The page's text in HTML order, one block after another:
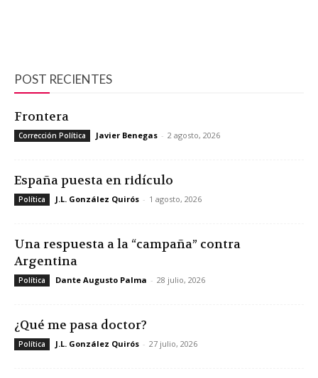
POST RECIENTES
Frontera
Corrección Política Javier Benegas - 2 agosto, 2026
España puesta en ridículo
Política J.L. González Quirós - 1 agosto, 2026
Una respuesta a la “campaña” contra
Argentina
Política Dante Augusto Palma - 28 julio, 2026
¿Qué me pasa doctor?
Política J.L. González Quirós - 27 julio, 2026